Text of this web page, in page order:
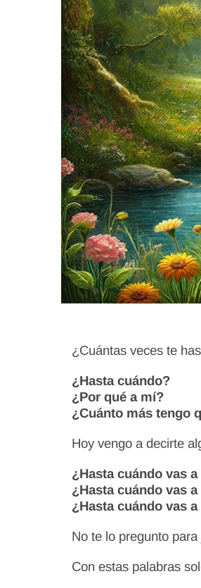
¿Cuántas veces te
¿Hasta cuándo?
¿Por qué a mí?
¿Cuánto más tengo
Hoy vengo a decirte
¿Hasta cuándo vas
¿Hasta cuándo vas
¿Hasta cuándo vas
No te lo pregunto
Con estas palabras